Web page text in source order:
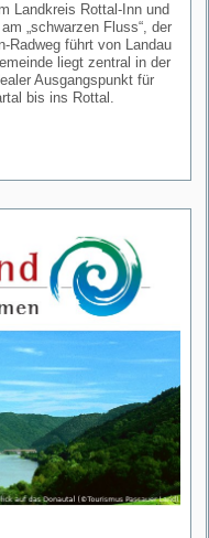
Landkreis Rottal-Inn und
„schwarzen Fluss“, der
Radweg führt von Landau
liegt zentral in der
Ausgangspunkt für
bis ins Rottal.